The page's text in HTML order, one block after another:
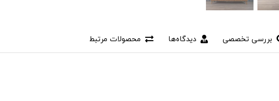
بررسی تخصصی دیدگاه‌ها محصولات مرتبط